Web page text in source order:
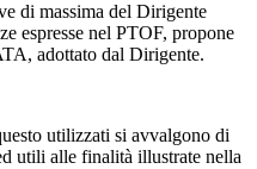
di massima del Dirigente
espresse nel PTOF, propone
adottato dal Dirigente.
utilizzati si avvalgono di
utili alle finalità illustrate nella